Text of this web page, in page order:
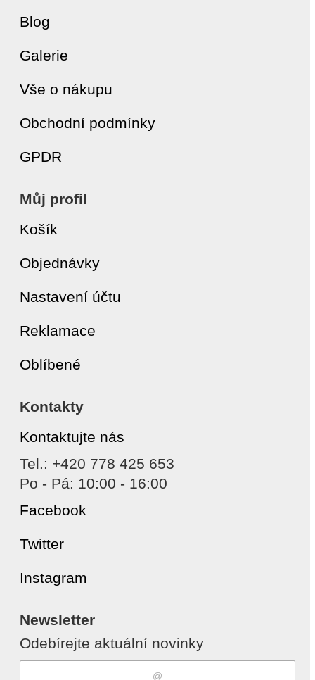
Blog
Galerie
Vše o nákupu
Obchodní podmínky
GPDR
Můj profil
Košík
Objednávky
Nastavení účtu
Reklamace
Oblíbené
Kontakty
Kontaktujte nás
Tel.: +420 778 425 653
Po - Pá: 10:00 - 16:00
Facebook
Twitter
Instagram
Newsletter
Odebírejte aktuální novinky